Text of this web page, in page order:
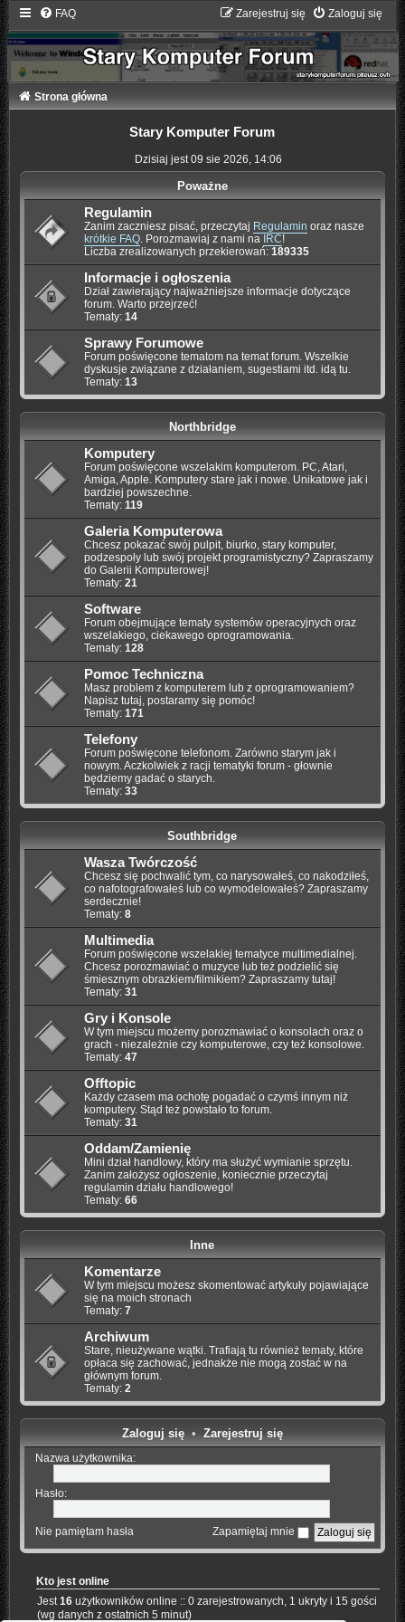
FAQ Zaloguj się
Zarejestruj się
Strona główna
Stary Komputer Forum
Dzisiaj jest 09 sie 2026, 14:06
Poważne
Regulamin
Zanim zaczniesz pisać, przeczytaj Regulamin oraz nasze
krótkie FAQ. Porozmawiaj z nami na IRC!
Liczba zrealizowanych przekierowań: 189335
Informacje i ogłoszenia
Dział zawierający najważniejsze informacje dotyczące
forum. Warto przejrzeć!
Tematy: 14
Sprawy Forumowe
Forum poświęcone tematom na temat forum. Wszelkie
dyskusje związane z działaniem, sugestiami itd. idą tu.
Tematy: 13
Northbridge
Komputery
Forum poświęcone wszelakim komputerom. PC, Atari,
Amiga, Apple. Komputery stare jak i nowe. Unikatowe jak i
bardziej powszechne.
Tematy: 119
Galeria Komputerowa
Chcesz pokazać swój pulpit, biurko, stary komputer,
podzespoły lub swój projekt programistyczny? Zapraszamy
do Galerii Komputerowej!
Tematy: 21
Software
Forum obejmujące tematy systemów operacyjnych oraz
wszelakiego, ciekawego oprogramowania.
Tematy: 128
Pomoc Techniczna
Masz problem z komputerem lub z oprogramowaniem?
Napisz tutaj, postaramy się pomóc!
Tematy: 171
Telefony
Forum poświęcone telefonom. Zarówno starym jak i
nowym. Aczkolwiek z racji tematyki forum - głownie
będziemy gadać o starych.
Tematy: 33
Southbridge
Wasza Twórczość
Chcesz się pochwalić tym, co narysowałeś, co nakodziłeś,
co nafotografowałeś lub co wymodelowałeś? Zapraszamy
serdecznie!
Tematy: 8
Multimedia
Forum poświęcone wszelakiej tematyce multimedialnej.
Chcesz porozmawiać o muzyce lub też podzielić się
śmiesznym obrazkiem/filmikiem? Zapraszamy tutaj!
Tematy: 31
Gry i Konsole
W tym miejscu możemy porozmawiać o konsolach oraz o
grach - niezależnie czy komputerowe, czy też konsolowe.
Tematy: 47
Offtopic
Każdy czasem ma ochotę pogadać o czymś innym niż
komputery. Stąd też powstało to forum.
Tematy: 31
Oddam/Zamienię
Mini dział handlowy, który ma służyć wymianie sprzętu.
Zanim założysz ogłoszenie, koniecznie przeczytaj
regulamin działu handlowego!
Tematy: 66
Inne
Komentarze
W tym miejscu możesz skomentować artykuły pojawiające
się na moich stronach
Tematy: 7
Archiwum
Stare, nieużywane wątki. Trafiają tu również tematy, które
opłaca się zachować, jednakże nie mogą zostać w na
głównym forum.
Tematy: 2
Zaloguj się• Zarejestruj się
Nazwa użytkownika:
Hasło:
Nie pamiętam hasła Zapamiętaj mnie
Kto jest online
Jest16 użytkowników online :: 0 zarejestrowanych, 1 ukryty i 15 gości
(wg danych z ostatnich 5 minut)